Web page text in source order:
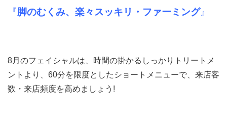
『脚のむくみ、楽々スッキリ・ファーミング』
8月のフェイシャルは、時間の掛かるしっかりトリートメ
ントより、60分を限度としたショートメニューで、来店客
数・来店頻度を高めましょう!